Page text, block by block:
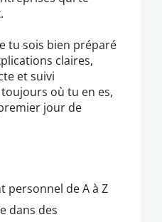
tu sois bien préparé
claires,
et suivi
où tu en es,
jour de
personnel de A à Z
dans des